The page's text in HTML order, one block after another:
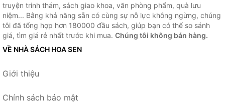
truyện trinh thám, sách giao khoa, văn phòng phẩm, quà lưu
niệm... Bằng khả năng sẵn có cùng sự nỗ lực không ngừng, chúng
tôi đã tổng hợp hơn 180000 đầu sách, giúp bạn có thể so sánh
giá, tìm giá rẻ nhất trước khi mua. Chúng tôi không bán hàng.
VỀ NHÀ SÁCH HOA SEN
Giới thiệu
Chính sách bảo mật